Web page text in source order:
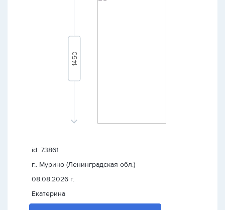
id: 73861
г.. Мурино (Ленинградская обл.)
08.08.2026 г.
Екатерина